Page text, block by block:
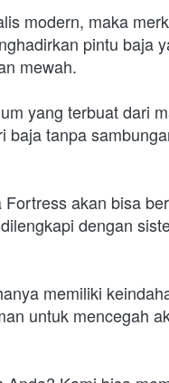
modern, maka
pintu baja
mewah.
yang terbuat dari
tanpa
akan bisa
dengan
memiliki
untuk mencegah